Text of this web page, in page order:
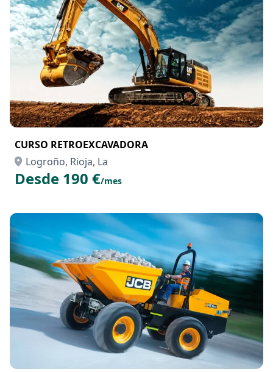
CURSO RETROEXCAVADORA
Logroño, Rioja, La
Desde 190 €/mes